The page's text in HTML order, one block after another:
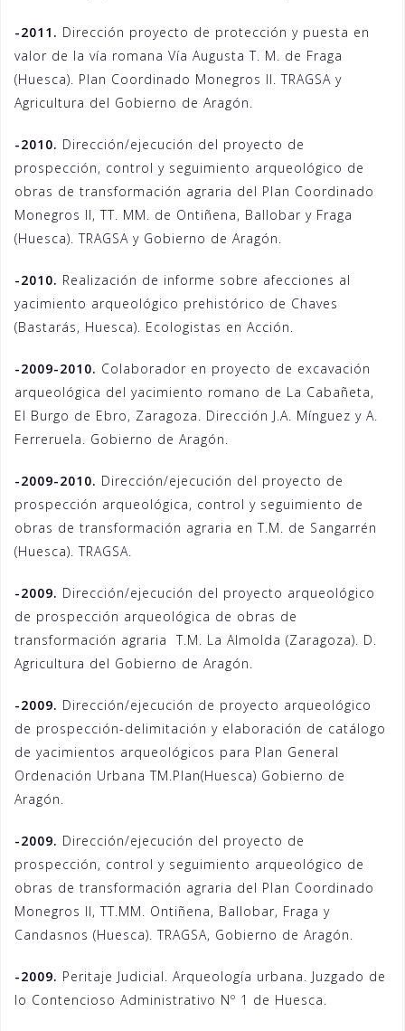
-2011. Dirección proyecto de protección y puesta en
valor de la vía romana Vía Augusta T. M. de Fraga
(Huesca). Plan Coordinado Monegros II. TRAGSA y
Agricultura del Gobierno de Aragón.
-2010. Dirección/ejecución del proyecto de
prospección, control y seguimiento arqueológico de
obras de transformación agraria del Plan Coordinado
Monegros II, TT. MM. de Ontiñena, Ballobar y Fraga
(Huesca). TRAGSA y Gobierno de Aragón.
-2010. Realización de informe sobre afecciones al
yacimiento arqueológico prehistórico de Chaves
(Bastarás, Huesca). Ecologistas en Acción.
-2009-2010. Colaborador en proyecto de excavación
arqueológica del yacimiento romano de La Cabañeta,
El Burgo de Ebro, Zaragoza. Dirección J.A. Mínguez y A.
Ferreruela. Gobierno de Aragón.
-2009-2010. Dirección/ejecución del proyecto de
prospección arqueológica, control y seguimiento de
obras de transformación agraria en T.M. de Sangarrén
(Huesca). TRAGSA.
-2009. Dirección/ejecución del proyecto arqueológico
de prospección arqueológica de obras de
transformación agraria T.M. La Almolda (Zaragoza). D.
Agricultura del Gobierno de Aragón.
-2009. Dirección/ejecución de proyecto arqueológico
de prospección-delimitación y elaboración de catálogo
de yacimientos arqueológicos para Plan General
Ordenación Urbana TM.Plan(Huesca) Gobierno de
Aragón.
-2009. Dirección/ejecución del proyecto de
prospección, control y seguimiento arqueológico de
obras de transformación agraria del Plan Coordinado
Monegros II, TT.MM. Ontiñena, Ballobar, Fraga y
Candasnos (Huesca). TRAGSA, Gobierno de Aragón.
-2009. Peritaje Judicial. Arqueología urbana. Juzgado de
lo Contencioso Administrativo Nº 1 de Huesca.